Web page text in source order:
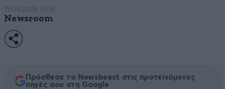
15·05·2026 15:15
Newsroom
Πρόσθεσε το Newsbeast στις προτεινόμενες
πηγές σου στη Google